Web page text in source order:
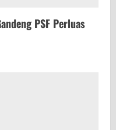
PSF Perluas